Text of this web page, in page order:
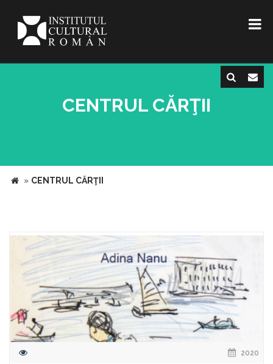
CENTRUL CĂRŢII
» CENTRUL CĂRŢII
2020